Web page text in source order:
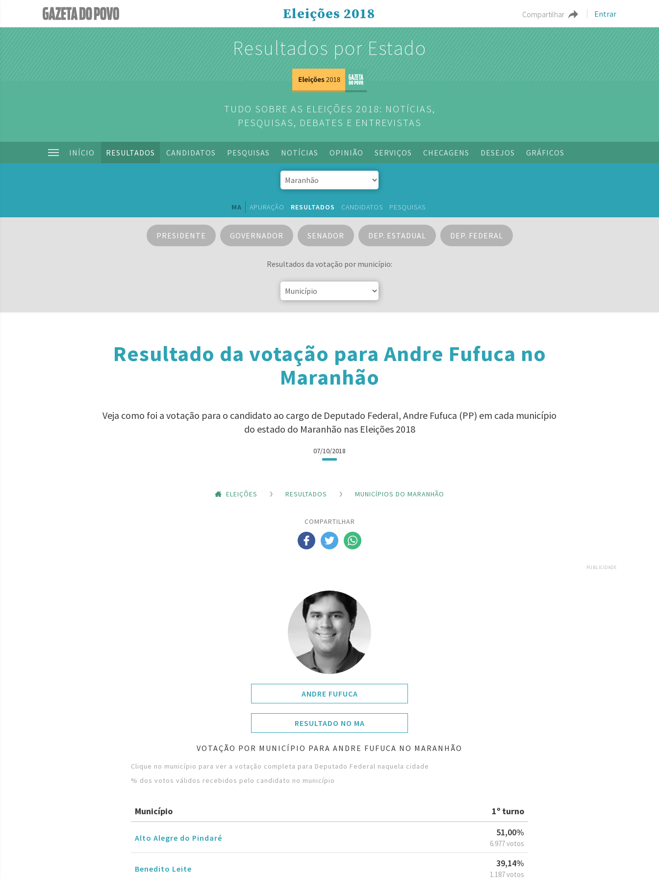
Compartilhar Entrar
Eleições 2018
Resultados por Estado
TUDO SOBRE AS ELEIÇÕES 2018: NOTÍCIAS,
PESQUISAS, DEBATES E ENTREVISTAS
INÍCIO RESULTADOS CANDIDATOS PESQUISAS NOTÍCIAS OPINIÃO SERVIÇOS CHECAGENS DESEJOS GRÁFICOS
MA APURAÇÃO RESULTADOS CANDIDATOS PESQUISAS
PRESIDENTE GOVERNADOR SENADOR DEP. ESTADUAL DEP. FEDERAL
Resultados da votação por município:
Resultado da votação para Andre Fufuca no
Maranhão
Veja como foi a votação para o candidato ao cargo de Deputado Federal, Andre Fufuca (PP) em cada município
do estado do Maranhão nas Eleições 2018
07/10/2018
ELEIÇÕES RESULTADOS MUNICÍPIOS DO MARANHÃO
COMPARTILHAR
PUBLICIDADE
ANDRE FUFUCA
RESULTADO NO MA
VOTAÇÃO POR MUNICÍPIO PARA ANDRE FUFUCA NO MARANHÃO
Clique no município para ver a votação completa para Deputado Federal naquela cidade
% dos votos válidos recebidos pelo candidato no município
Município 1º turno
Alto Alegre do Pindaré
51,00%
6.977 votos
Benedito Leite
39,14%
1.187 votos